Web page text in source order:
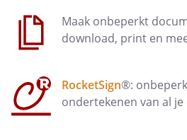
Ongedierte
Mocht er onverhoopt
woning worden
dienen jullie dit gezamenlijk
Maak onbeperkt
download, print en
RocketSign®:
ondertekenen van al